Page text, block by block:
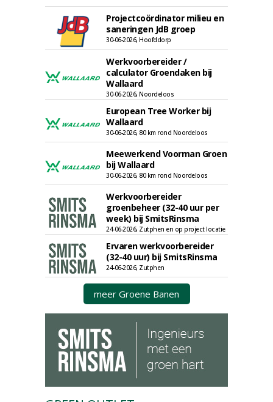
Projectcoördinator milieu en
saneringen JdB groep
30-06-2026, Hoofddorp
Werkvoorbereider /
calculator Groendaken bij
Wallaard
30-06-2026, Noordeloos
European Tree Worker bij
Wallaard
30-06-2026, 80 km rond Noordeloos
Meewerkend Voorman Groen
bij Wallaard
30-06-2026, 80 km rond Noordeloos
Werkvoorbereider
groenbeheer (32-40 uur per
week) bij SmitsRinsma
24-06-2026, Zutphen en op project locatie
Ervaren werkvoorbereider
(32-40 uur) bij SmitsRinsma
24-06-2026, Zutphen
meer Groene Banen